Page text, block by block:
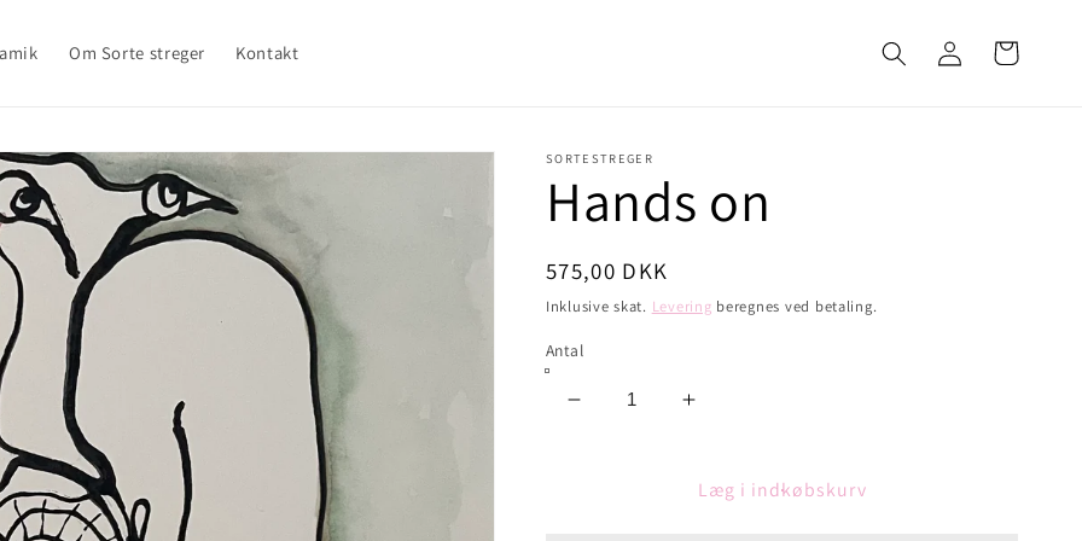
Om Sorte streger Kontakt
Log
ind
Indkøbskurv
SORTESTREGER
Hands on
Normalpris
575,00 DKK
Inklusive skat. Levering beregnes ved betaling.
Antal
Reducer
Øg
Hands
Læg i indkøbskurv